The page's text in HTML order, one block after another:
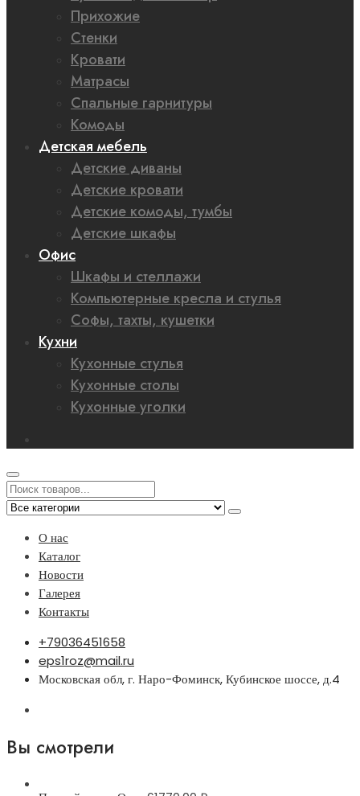
Прихожие
Стенки
Кровати
Матрасы
Спальные гарнитуры
Комоды
Детская мебель
Детские диваны
Детские кровати
Детские комоды, тумбы
Детские шкафы
Офис
Шкафы и стеллажи
Компьютерные кресла и стулья
Софы, тахты, кушетки
Кухни
Кухонные стулья
Кухонные столы
Кухонные уголки
О нас
Каталог
Новости
Галерея
Контакты
+79036451658
eps1roz@mail.ru
Московская обл, г. Наро-Фоминск, Кубинское шоссе, д.4
Вы смотрели